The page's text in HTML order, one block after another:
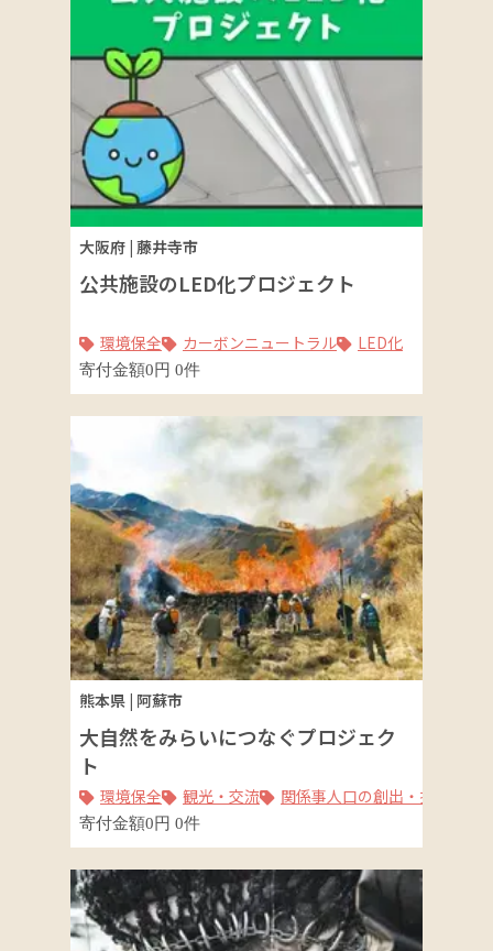
大阪府 | 藤井寺市
公共施設のLED化プロジェクト
環境保全 カーボンニュートラル LED化
寄付金額0円 0件
熊本県 | 阿蘇市
大自然をみらいにつなぐプロジェク
ト
環境保全 観光・交流 関係事人口の創出・拡大
寄付金額0円 0件